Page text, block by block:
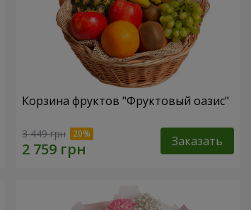
Корзина фруктов "Фруктовый оазис"
3 449 грн Заказать